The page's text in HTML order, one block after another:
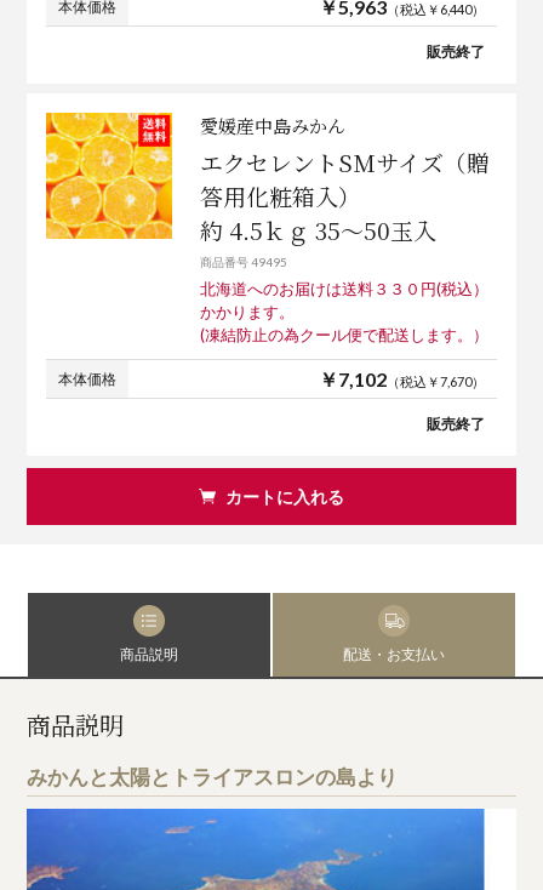
本体価格 ￥5,963（税込￥6,440）
販売終了
愛媛産中島みかん
エクセレントSMサイズ（贈
答用化粧箱入）
約 4.5ｋｇ 35～50玉入
商品番号 49495
北海道へのお届けは送料３３０円(税込）
かかります。
(凍結防止の為クール便で配送します。）
本体価格 ￥7,102（税込￥7,670）
販売終了
カートに入れる
商品説明 配送・お支払い
商品説明
みかんと太陽とトライアスロンの島より